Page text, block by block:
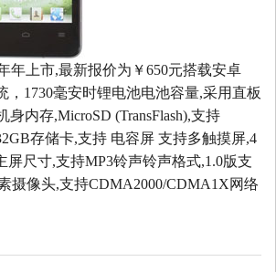
年上市,最新报价为￥650元搭载安卓
，1730毫安时锂电池电池容量,采用直板
身内存,MicroSD (TransFlash),支持
存储卡,支持 电容屏 支持多触摸屏,4
屏尺寸,支持MP3铃声铃声格式,1.0版支
摄像头,支持CDMA2000/CDMA1X网络